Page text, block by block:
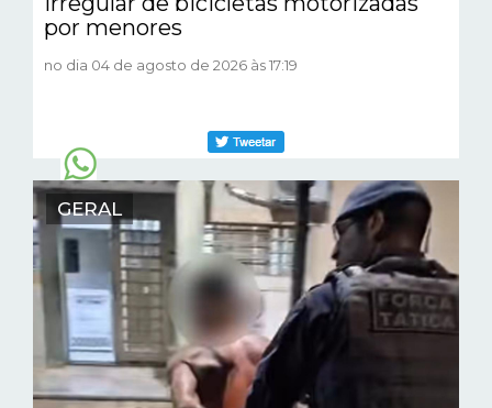
por menores
no dia 04 de agosto de 2026 às 17:19
GERAL